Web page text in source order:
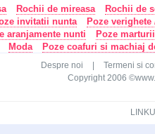
Rochii de mireasa
Rochii de
invitatii nunta
Poze
aranjamente nunti
Poze
Moda Poze coafuri si machiaj
Despre noi
Termeni si
Copyright 2006